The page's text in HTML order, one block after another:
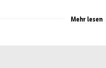
Mehr lesen